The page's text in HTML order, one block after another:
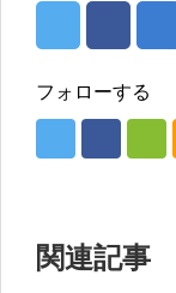
フォローする
関連記事